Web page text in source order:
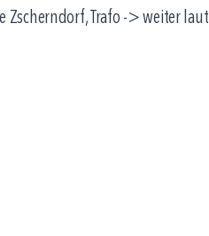
Zscherndorf, Trafo -> weiter laut